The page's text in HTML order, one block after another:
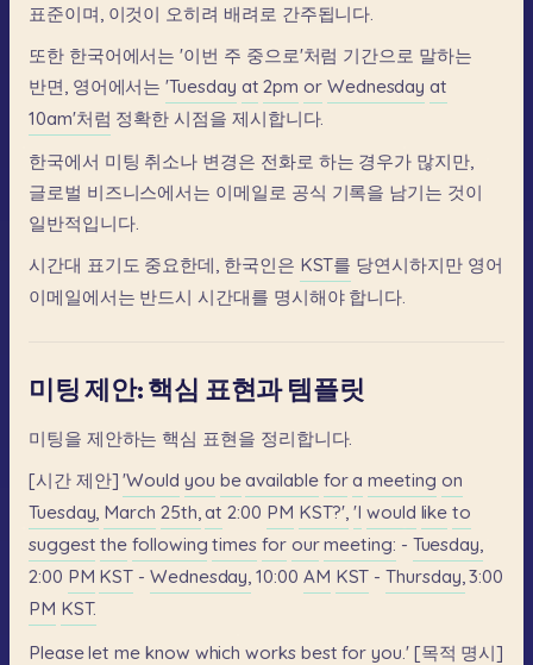
표준이며, 이것이 오히려 배려로 간주됩니다.
또한 한국어에서는 '이번 주 중으로'처럼 기간으로 말하는
반면, 영어에서는 'Tuesday at 2pm or Wednesday at
10am'처럼 정확한 시점을 제시합니다.
한국에서 미팅 취소나 변경은 전화로 하는 경우가 많지만,
글로벌 비즈니스에서는 이메일로 공식 기록을 남기는 것이
일반적입니다.
시간대 표기도 중요한데, 한국인은 KST를 당연시하지만 영어
이메일에서는 반드시 시간대를 명시해야 합니다.
미팅 제안: 핵심 표현과 템플릿
미팅을 제안하는 핵심 표현을 정리합니다.
[시간 제안] 'Would you be available for a meeting on
Tuesday, March 25th, at 2:00 PM KST?', 'I would like to
suggest the following times for our meeting: - Tuesday,
2:00 PM KST - Wednesday, 10:00 AM KST - Thursday, 3:00
PM KST.
Please let me know which works best for you.' [목적 명시]